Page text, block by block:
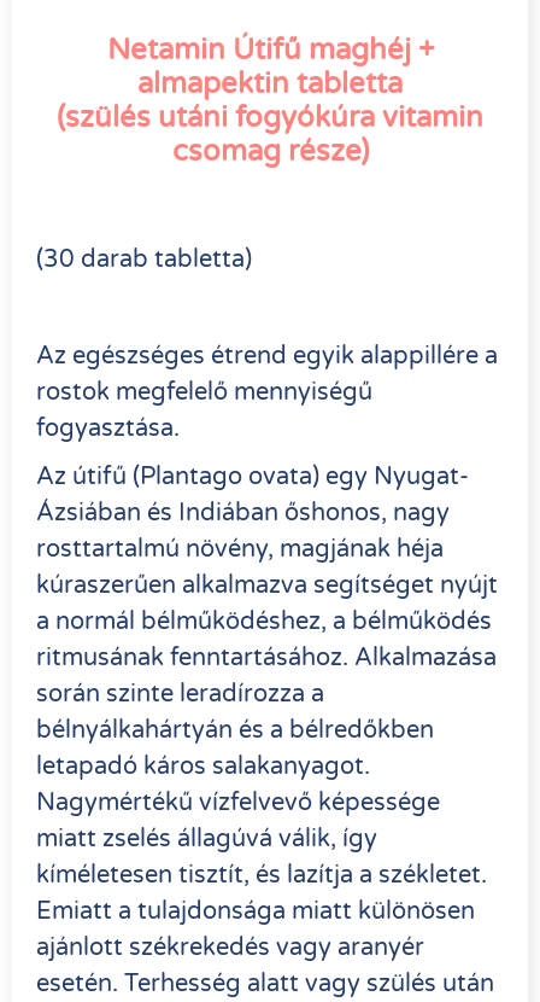
Netamin Útifű maghéj +
almapektin tabletta
(szülés utáni fogyókúra vitamin
csomag része)
(30 darab tabletta)
Az egészséges étrend egyik alappillére a
rostok megfelelő mennyiségű
fogyasztása.
Az útifű (Plantago ovata) egy Nyugat-
Ázsiában és Indiában őshonos, nagy
rosttartalmú növény, magjának héja
kúraszerűen alkalmazva segítséget nyújt
a normál bélműködéshez, a bélműködés
ritmusának fenntartásához. Alkalmazása
során szinte leradírozza a
bélnyálkahártyán és a bélredőkben
letapadó káros salakanyagot.
Nagymértékű vízfelvevő képessége
miatt zselés állagúvá válik, így
kíméletesen tisztít, és lazítja a székletet.
Emiatt a tulajdonsága miatt különösen
ajánlott székrekedés vagy aranyér
esetén. Terhesség alatt vagy szülés után